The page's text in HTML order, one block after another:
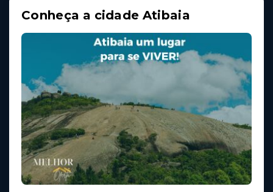
Conheça a cidade Atibaia